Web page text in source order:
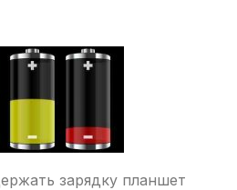
зарядку планшет